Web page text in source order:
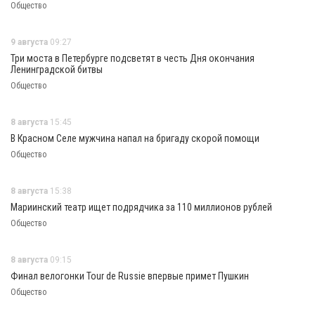
Общество
9 августа 09:27
Три моста в Петербурге подсветят в честь Дня окончания
Ленинградской битвы
Общество
8 августа 15:45
В Красном Селе мужчина напал на бригаду скорой помощи
Общество
8 августа 15:38
Мариинский театр ищет подрядчика за 110 миллионов рублей
Общество
8 августа 09:15
Финал велогонки Tour de Russie впервые примет Пушкин
Общество